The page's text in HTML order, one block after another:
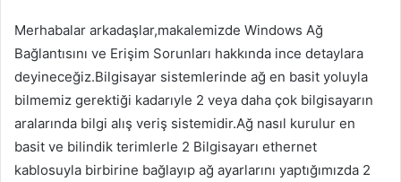
Merhabalar arkadaşlar,makalemizde Windows Ağ
Bağlantısını ve Erişim Sorunları hakkında ince detaylara
deyineceğiz.Bilgisayar sistemlerinde ağ en basit yoluyla
bilmemiz gerektiği kadarıyle 2 veya daha çok bilgisayarın
aralarında bilgi alış veriş sistemidir.Ağ nasıl kurulur en
basit ve bilindik terimlerle 2 Bilgisayarı ethernet
kablosuyla birbirine bağlayıp ağ ayarlarını yaptığımızda 2